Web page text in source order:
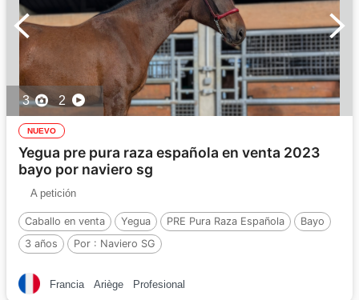
3 2
NUEVO
Yegua pre pura raza española en venta 2023
bayo por naviero sg
A petición
Caballo en venta Yegua PRE Pura Raza Española
Bayo
3 años
Por : Naviero SG
Francia Ariège Profesional